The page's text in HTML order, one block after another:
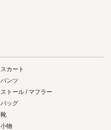
スカート
パンツ
ストール / マフラー
バッグ
靴
小物